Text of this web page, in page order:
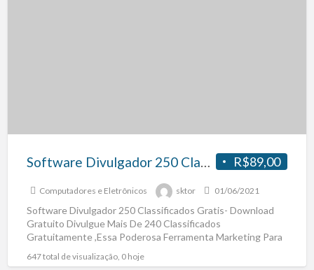
R$89,00
Software Divulgador 250 Classificados Gratis- Download Gratuito
Computadores e Eletrônicos sktor 01/06/2021
Software Divulgador 250 Classificados Gratis- Download
Gratuito Divulgue Mais De 240 Classificados
Gratuitamente ,Essa Poderosa Ferramenta Marketing Para
Adquira Agora Mesmo […]
647 total de visualização, 0 hoje